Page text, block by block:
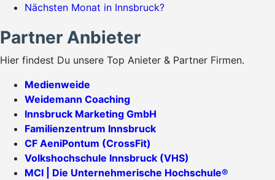
Nächsten Monat in Innsbruck?
Partner Anbieter
Hier findest Du unsere Top Anieter & Partner Firmen.
Medienweide
Weidemann Coaching
Innsbruck Marketing GmbH
Familienzentrum Innsbruck
CF AeniPontum (CrossFit)
Volkshochschule Innsbruck (VHS)
MCI | Die Unternehmerische Hochschule®